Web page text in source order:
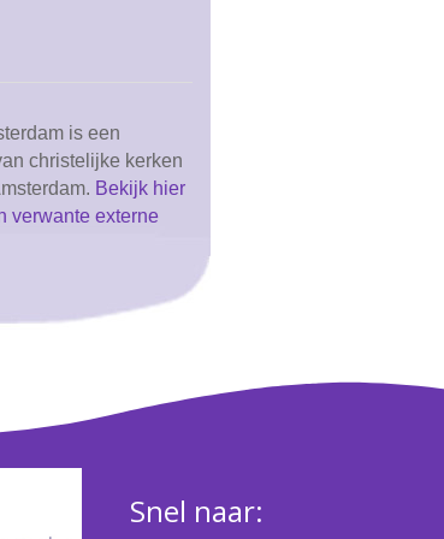
is een
christelijke kerken
Bekijk hier
verwante externe
Snel naar: